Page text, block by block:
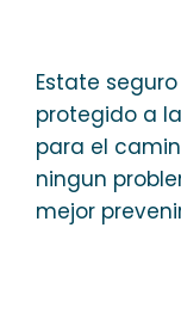
Estate
protegido a
para el
ningun
mejor